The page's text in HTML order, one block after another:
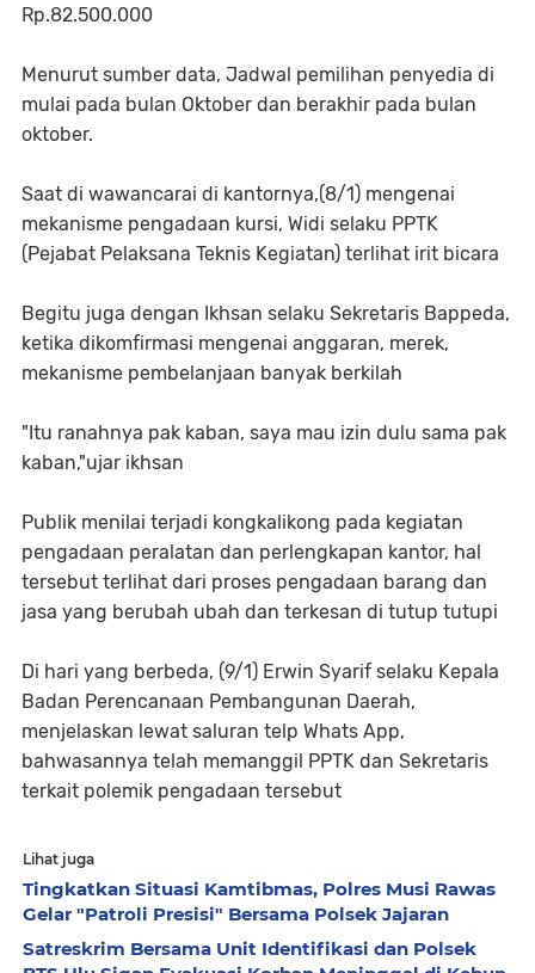
Rp.82.500.000
Menurut sumber data, Jadwal pemilihan penyedia di
mulai pada bulan Oktober dan berakhir pada bulan
oktober.
Saat di wawancarai di kantornya,(8/1) mengenai
mekanisme pengadaan kursi, Widi selaku PPTK
(Pejabat Pelaksana Teknis Kegiatan) terlihat irit bicara
Begitu juga dengan Ikhsan selaku Sekretaris Bappeda,
ketika dikomfirmasi mengenai anggaran, merek,
mekanisme pembelanjaan banyak berkilah
"Itu ranahnya pak kaban, saya mau izin dulu sama pak
kaban,"ujar ikhsan
Publik menilai terjadi kongkalikong pada kegiatan
pengadaan peralatan dan perlengkapan kantor, hal
tersebut terlihat dari proses pengadaan barang dan
jasa yang berubah ubah dan terkesan di tutup tutupi
Di hari yang berbeda, (9/1) Erwin Syarif selaku Kepala
Badan Perencanaan Pembangunan Daerah,
menjelaskan lewat saluran telp Whats App,
bahwasannya telah memanggil PPTK dan Sekretaris
terkait polemik pengadaan tersebut
Lihat juga
Tingkatkan Situasi Kamtibmas, Polres Musi Rawas
Gelar "Patroli Presisi" Bersama Polsek Jajaran
Satreskrim Bersama Unit Identifikasi dan Polsek